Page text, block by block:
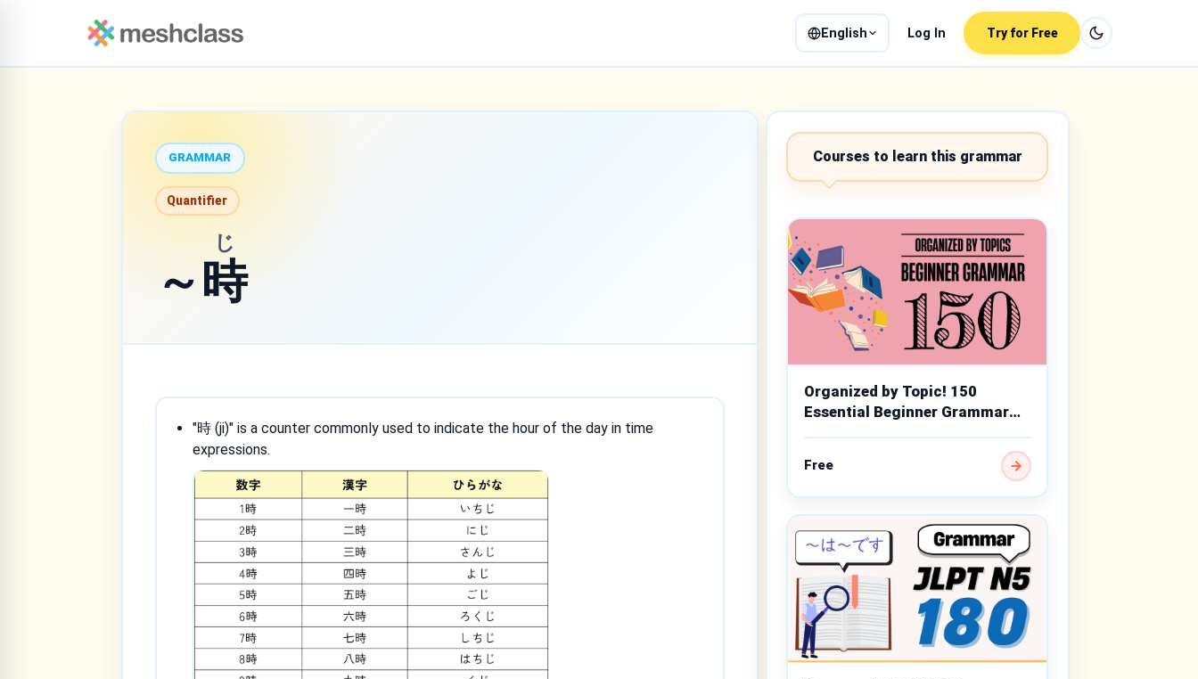
English Log In Try for Free
GRAMMAR
Quantifier
～時
じ
"時 (ji)" is a counter commonly used to indicate the hour of the day in time
expressions.
Courses to learn this grammar
Organized by Topic! 150
Essential Beginner Grammar
Points
Free